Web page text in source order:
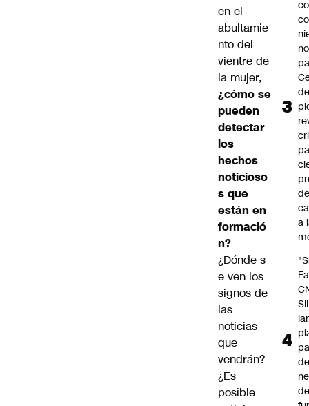
en el
abultamie
nto del
vientre de
la mujer,
¿cómo se
pueden
detectar
los
hechos
noticioso
s que
están en
formació
n?
¿Dónde s
e ven los
signos de
las
noticias
que
vendrán?
¿Es
posible
no
a
SII